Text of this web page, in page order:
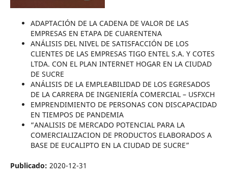
ADAPTACIÓN DE LA CADENA DE VALOR DE LAS
EMPRESAS EN ETAPA DE CUARENTENA
ANÁLISIS DEL NIVEL DE SATISFACCIÓN DE LOS
CLIENTES DE LAS EMPRESAS TIGO ENTEL S.A. Y COTES
LTDA. CON EL PLAN INTERNET HOGAR EN LA CIUDAD
DE SUCRE
ANÁLISIS DE LA EMPLEABILIDAD DE LOS EGRESADOS
DE LA CARRERA DE INGENIERÍA COMERCIAL – USFXCH
EMPRENDIMIENTO DE PERSONAS CON DISCAPACIDAD
EN TIEMPOS DE PANDEMIA
“ANALISIS DE MERCADO POTENCIAL PARA LA
COMERCIALIZACION DE PRODUCTOS ELABORADOS A
BASE DE EUCALIPTO EN LA CIUDAD DE SUCRE”
Publicado: 2020-12-31